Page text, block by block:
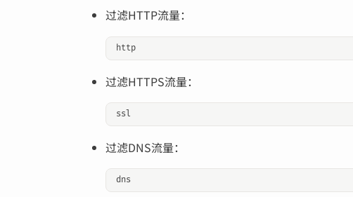
过滤HTTP流量：
过滤HTTPS流量：
过滤DNS流量：